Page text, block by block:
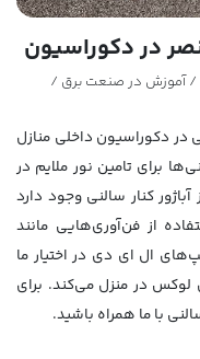
در دکوراسیون
/آموزش در صنعت برق /
در دکوراسیون داخلی منازل
برای تامین نور ملایم در
کنار سالنی وجود دارد
از فن‌آوری‌هایی مانند
ال ای دی در اختیار ما
لوکس در منزل می‌کند. برای
با ما همراه باشید.